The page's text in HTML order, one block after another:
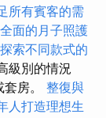
所有賓客的需
面的月子照護
探索不同款式的
級別的情況
房。 整復與
人打造理想生